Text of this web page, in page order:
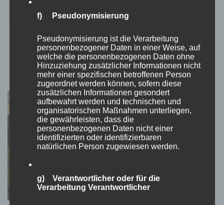
Reiseformen im Wandel: Wie Individualität den
Tourismus prägt
14. Juli 2025
f) Pseudonymisierung
Pseudonymisierung ist die Verarbeitung
personenbezogener Daten in einer Weise, auf
welche die personenbezogenen Daten ohne
Hinzuziehung zusätzlicher Informationen nicht
mehr einer spezifischen betroffenen Person
zugeordnet werden können, sofern diese
zusätzlichen Informationen gesondert
aufbewahrt werden und technischen und
organisatorischen Maßnahmen unterliegen,
die gewährleisten, dass die
personenbezogenen Daten nicht einer
identifizierten oder identifizierbaren
natürlichen Person zugewiesen werden.
g) Verantwortlicher oder für die
Verarbeitung Verantwortlicher